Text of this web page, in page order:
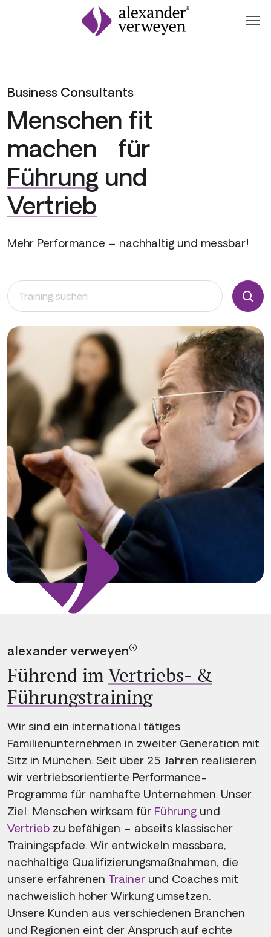
Zum Inhalt springen
Business Consultants
Menschen fit
machen für
Führung und
Vertrieb
Mehr Performance – nachhaltig und messbar!
alexander verweyen®
Führend imVertriebs- &
Führungstraining
Wir sind ein international tätiges
Familienunternehmen in zweiter Generation mit
Sitz in München. Seit über 25 Jahren realisieren
wir vertriebsorientierte Performance-
Programme für namhafte Unternehmen. Unser
Ziel: Menschen wirksam für Führung und
Vertrieb zu befähigen – abseits klassischer
Trainingspfade. Wir entwickeln messbare,
nachhaltige Qualifizierungsmaßnahmen, die
unsere erfahrenen Trainer und Coaches mit
nachweislich hoher Wirkung umsetzen.
Unsere Kunden aus verschiedenen Branchen
und Regionen eint der Anspruch auf echte